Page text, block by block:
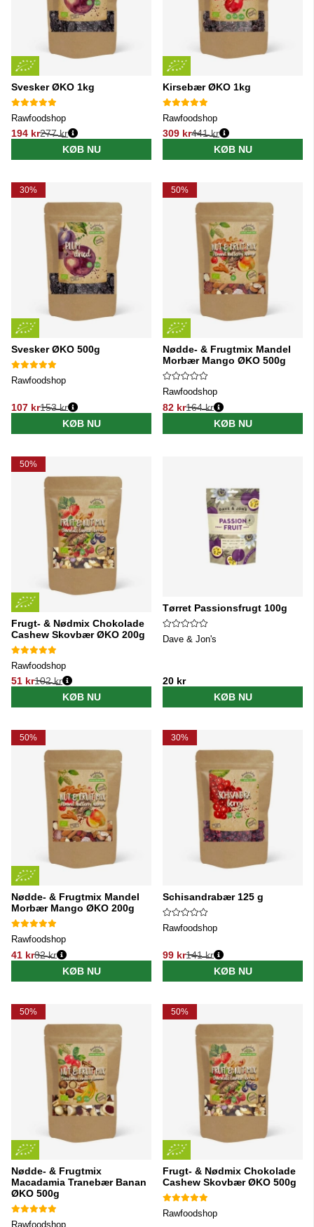
Svesker ØKO 1kg
Rawfoodshop
194 kr
Normalpris:
277 kr
KØB NU
Kirsebær ØKO 1kg
Rawfoodshop
309 kr
Normalpris:
441 kr
KØB NU
30%
Svesker ØKO 500g
Rawfoodshop
107 kr
Normalpris:
153 kr
KØB NU
50%
Nødde- & Frugtmix Mandel
Morbær Mango ØKO 500g
Rawfoodshop
82 kr
Normalpris:
164 kr
KØB NU
50%
Frugt- & Nødmix Chokolade
Cashew Skovbær ØKO 200g
Rawfoodshop
51 kr
Normalpris:
102 kr
KØB NU
Tørret Passionsfrugt 100g
Dave & Jon's
20 kr
KØB NU
50%
Nødde- & Frugtmix Mandel
Morbær Mango ØKO 200g
Rawfoodshop
41 kr
Normalpris:
82 kr
KØB NU
30%
Schisandrabær 125 g
Rawfoodshop
99 kr
Normalpris:
141 kr
KØB NU
50%
Nødde- & Frugtmix
Macadamia Tranebær Banan
ØKO 500g
Rawfoodshop
50%
Frugt- & Nødmix Chokolade
Cashew Skovbær ØKO 500g
Rawfoodshop